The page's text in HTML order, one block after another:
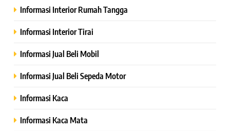
Informasi Interior Rumah Tangga
Informasi Interior Tirai
Informasi Jual Beli Mobil
Informasi Jual Beli Sepeda Motor
Informasi Kaca
Informasi Kaca Mata